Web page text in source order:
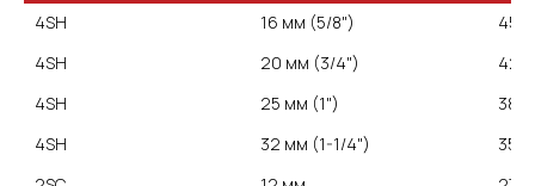
4SH
16 мм (5/8")
450
20 мм (3/4")
420
4SH
25 мм (1")
386
4SH
32 мм (1-1/4")
350